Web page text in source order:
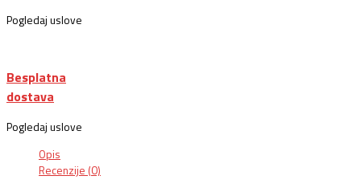
Pogledaj uslove
Besplatna
dostava
Pogledaj uslove
Opis
Recenzije (0)